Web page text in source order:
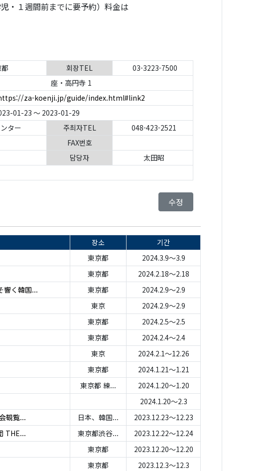
・１週間前までに要予約）料金は
회장TEL
03-3223-7500
座・高円寺 1
za-koenji.jp/guide/index.html#link2
01-23 ～ 2023-01-29
ター 주최자TEL
048-423-2521
FAX번호
담당자
太田昭
수정
장소
기간
東京都
2024.3.9～3.9
東京都
2024.2.18～2.18
響く韓国...
東京都
2024.2.9～2.9
東京
2024.2.9～2.9
東京都
2024.2.5～2.5
東京都
2024.2.4～2.4
東京
2024.2.1～12.26
東京都
2024.1.21～1.21
東京都 練...
2024.1.20～1.20
2024.1.20～2.3
観覧...
日本、韓国...
2023.12.23～12.23
THE...
東京都渋谷...
2023.12.22～12.24
東京都
2023.12.20～12.20
東京都 2023.12.3～12.3